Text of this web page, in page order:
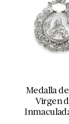
Medalla
Virgen